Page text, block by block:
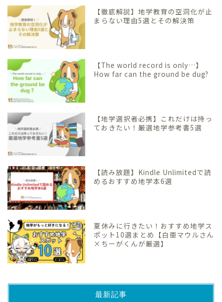
【徹底解説】地学教育の空洞化が止
まらない理由5選とその解決策
【The world record is only…】
How far can the ground be dug?
【地学選択者必携】これだけは持っ
ておきたい！厳選地学参考書5選
【読み放題】Kindle Unlimitedで読
めるおすすめ地学本6選
夏休みに行きたい！おすすめ地学ス
ポット10選まとめ【白亜マウルさん
×ちーがくんが厳選】
最新記事